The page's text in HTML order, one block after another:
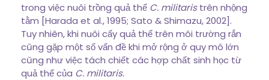
trong việc nuôi trồng quả thể C. militaristrên nhộng
tằm [Harada et al., 1995; Sato & Shimazu, 2002].
Tuy nhiên, khi nuôi cấy quả thể trên môi trường rắn
cũng gặp một số vấn đề khi mở rộng ở quy mô lớn
cũng như việc tách chiết các hợp chất sinh học từ
quả thể của C. militaris.